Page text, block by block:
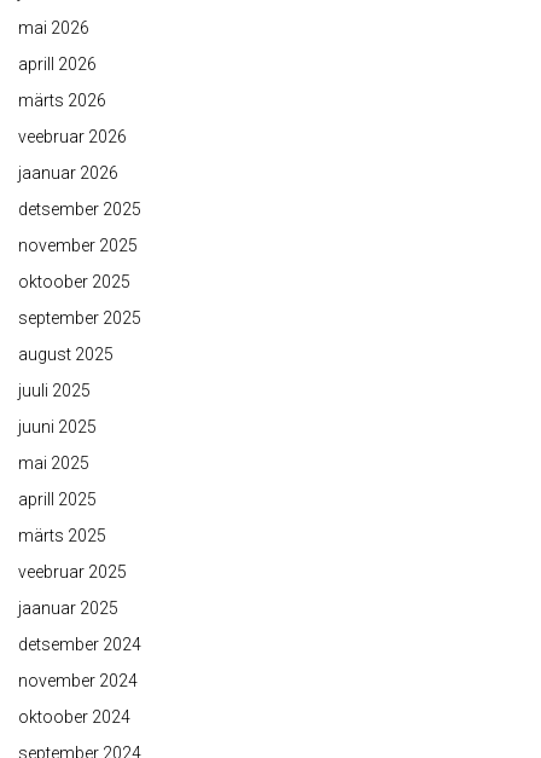
mai 2026
aprill 2026
märts 2026
veebruar 2026
jaanuar 2026
detsember 2025
november 2025
oktoober 2025
september 2025
august 2025
juuli 2025
juuni 2025
mai 2025
aprill 2025
märts 2025
veebruar 2025
jaanuar 2025
detsember 2024
november 2024
oktoober 2024
september 2024